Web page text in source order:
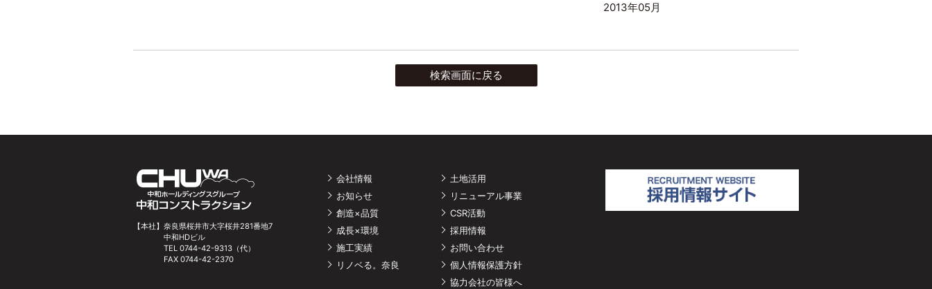
2013年05月
検索画面に戻る
【本社】 奈良県桜井市大字桜井281番地7
中和HDビル
TEL 0744-42-9313（代）
FAX 0744-42-2370
会社情報
お知らせ
創造×品質
成長×環境
施工実績
リノベる。奈良
土地活用
リニューアル事業
CSR活動
採用情報
お問い合わせ
個人情報保護方針
協力会社の皆様へ